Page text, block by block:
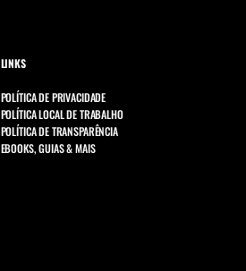
LINKS
POLÍTICA DE PRIVACIDADE
POLÍTICA LOCAL DE TRABALHO
POLÍTICA DE TRANSPARÊNCIA
EBOOKS, GUIAS & MAIS